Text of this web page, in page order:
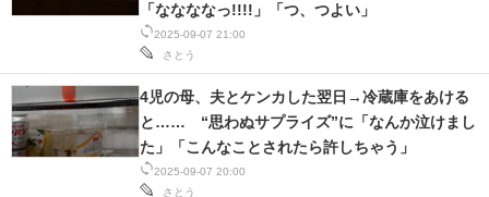
2025-09-07 21:00
さとう
「ななななっ!!!!」「つ、つよい」
2025-09-07 20:00
さとう
4児の母、夫とケンカした翌日→冷蔵庫をあける
と…… “思わぬサプライズ”に「なんか泣けまし
た」「こんなことされたら許しちゃう」